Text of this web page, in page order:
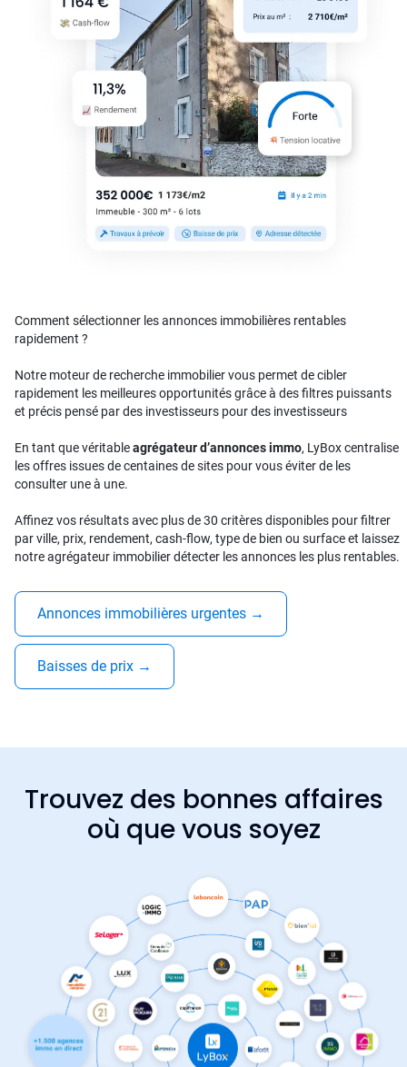
Comment sélectionner les annonces immobilières rentables
rapidement ?
Notre moteur de recherche immobilier vous permet de cibler
rapidement les meilleures opportunités grâce à des filtres puissants
et précis pensé par des investisseurs pour des investisseurs
En tant que véritableagrégateur d’annonces immo, LyBox centralise
les offres issues de centaines de sites pour vous éviter de les
consulter une à une.
Affinez vos résultats avec plus de 30 critères disponibles pour filtrer
par ville, prix, rendement, cash-flow, type de bien ou surface et laissez
notre agrégateur immobilier détecter les annonces les plus rentables.
Annonces immobilières urgentes →
Baisses de prix →
Trouvez des bonnes affaires
où que vous soyez